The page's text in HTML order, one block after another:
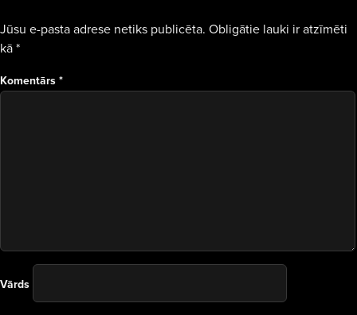
Jūsu e-pasta adrese netiks publicēta. Obligātie lauki ir atzīmēti
kā*
Komentārs*
Vārds